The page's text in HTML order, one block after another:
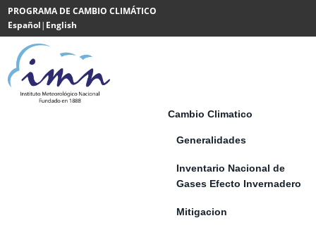
Saltar al contenido
PROGRAMA DE CAMBIO CLIMÁTICO
Español| English
Powered
by
Translate
Cambio Climatico
Generalidades
Inventario Nacional de
Gases Efecto Invernadero
Mitigacion